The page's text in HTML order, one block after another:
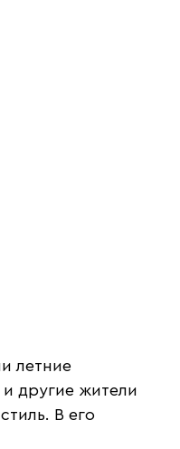
летние
другие жители
В его